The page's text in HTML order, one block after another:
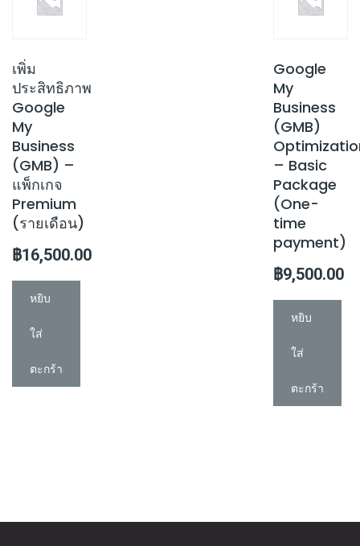
เพิ่ม
ประสิทธิภาพ
Google
My
Business
(GMB) –
แพ็กเกจ
Premium
(รายเดือน)
฿16,500.00
หยิบ
ใส่
ตะกร้า
Google
My
Business
(GMB)
– Basic
Package
(One-
time
payment)
฿9,500.00
หยิบ
ใส่
ตะกร้า